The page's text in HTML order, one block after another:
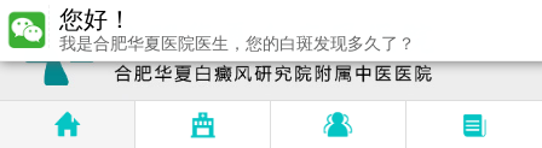
您好！
我是合肥华夏医院医生，您的白斑发现多久了？